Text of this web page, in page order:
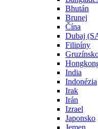
Bhután
Brunej
Čína
Dubaj
Filipíny
India
Indonézia
Irak
Irán
Izrael
Japonsko
Jemen